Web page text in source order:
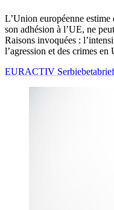
L’Union européenne
son adhésion à l’UE, ne
Raisons invoquées :
l’agression et des crimes
EURACTIV Serbie